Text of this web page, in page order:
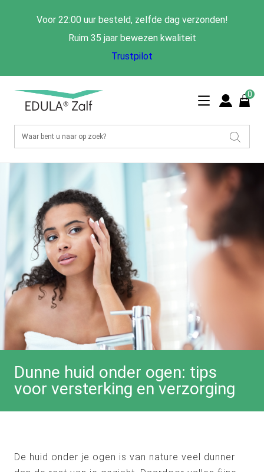
Voor 22:00 uur besteld, zelfde dag verzonden!
Ruim 35 jaar bewezen kwaliteit
Trustpilot
0
Dunne huid onder ogen: tips
voor versterking en verzorging
De huid onder je ogen is van nature veel dunner